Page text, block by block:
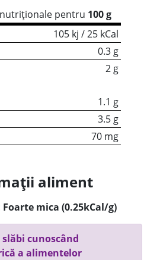
pentru 100 g
105 kj / 25 kCal
0.3 g
2 g
1.1 g
3.5 g
70 mg
aliment
Foarte mica (0.25kCal/g)
cunoscând
a alimentelor